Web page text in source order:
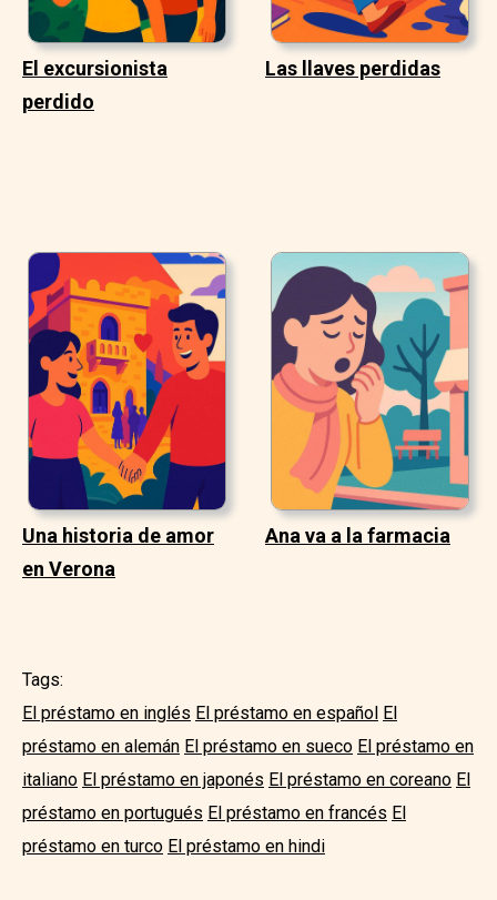
El excursionista
perdido
Las llaves perdidas
Una historia de amor
en Verona
Ana va a la farmacia
Tags:
El préstamo en inglés El préstamo en español El
préstamo en alemán El préstamo en sueco El préstamo en
italiano El préstamo en japonés El préstamo en coreano El
préstamo en portugués El préstamo en francés El
préstamo en turco El préstamo en hindi